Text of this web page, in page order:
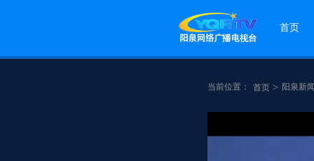
首页
当前位置： 首页 > 阳泉新